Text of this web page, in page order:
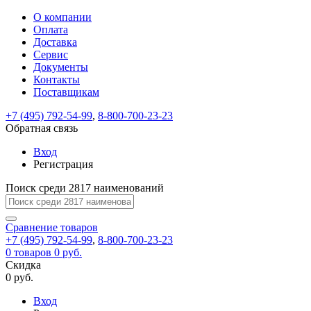
ВходРегистрация
Только
test@example.com
отправлена
по
ней
для
регистрации.
Ок
Только
Запомнить
меня
Забыли
Восстановление
пароля
Заполните
форму.
Мы
отправим
ссылку
на
указанный
электронный
адрес,
перейдя
по
которой
вы
новый
На
вашу
test@test.ru
отправлена
ссылка.
Перейдите
по
для
смены
пароля.
Введите
новый
пароль
Сменить
Пароль
успешно
Войти
Обратная
связь
Сообщение
пользовательского
соглашения
Ваше
сообщение
успешно
О компании
Оплата
Доставка
Сервис
Документы
Контакты
Поставщикам
+7 (495) 792-54-99, 8-800-700-23-23
Обратная связь
Вход
Регистрация
Поиск среди 2817 наименований
Сравнение товаров
+7 (495) 792-54-99, 8-800-700-23-23
0 товаров 0 руб.
Скидка
0 руб.
Вход